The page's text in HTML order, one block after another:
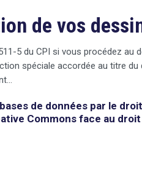
de vos
5 du CPI si vous procédez
spéciale accordée au titre
de données par le
Commons face au